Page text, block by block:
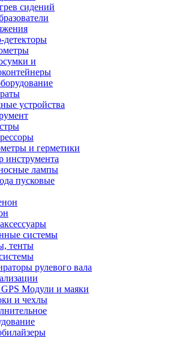
сидений
детекторы
и
устройства
и герметики
инструмента
лампы
пусковые
системы
тенты
рулевого вала
Модули и маяки
и чехлы